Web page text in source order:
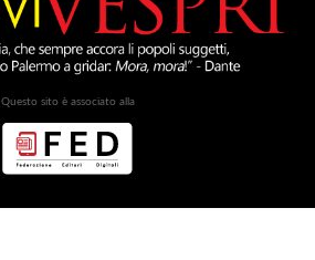
Questo sito è associato alla